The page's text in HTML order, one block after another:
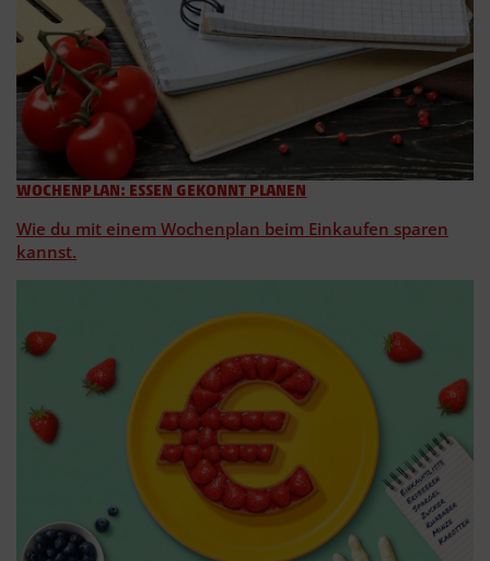
WOCHENPLAN: ESSEN GEKONNT PLANEN
Wie du mit einem Wochenplan beim Einkaufen sparen
kannst.